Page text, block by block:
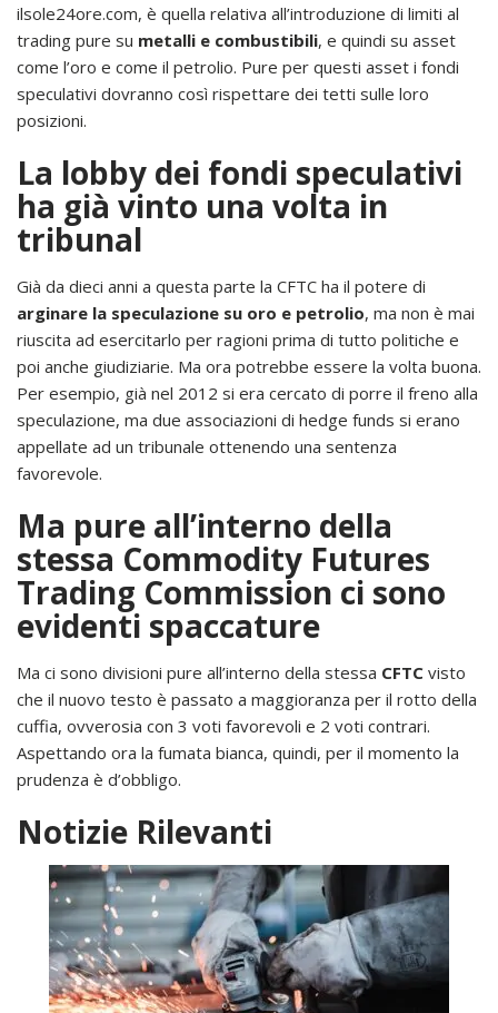
ilsole24ore.com, è quella relativa all’introduzione di limiti al
trading pure su metalli e combustibili, e quindi su asset
come l’oro e come il petrolio. Pure per questi asset i fondi
speculativi dovranno così rispettare dei tetti sulle loro
posizioni.
La lobby dei fondi speculativi
ha già vinto una volta in
tribunal
Già da dieci anni a questa parte la CFTC ha il potere di
arginare la speculazione su oro e petrolio, ma non è mai
riuscita ad esercitarlo per ragioni prima di tutto politiche e
poi anche giudiziarie. Ma ora potrebbe essere la volta buona.
Per esempio, già nel 2012 si era cercato di porre il freno alla
speculazione, ma due associazioni di hedge funds si erano
appellate ad un tribunale ottenendo una sentenza
favorevole.
Ma pure all’interno della
stessa Commodity Futures
Trading Commission ci sono
evidenti spaccature
Ma ci sono divisioni pure all’interno della stessa CFTC visto
che il nuovo testo è passato a maggioranza per il rotto della
cuffia, ovverosia con 3 voti favorevoli e 2 voti contrari.
Aspettando ora la fumata bianca, quindi, per il momento la
prudenza è d’obbligo.
Notizie Rilevanti